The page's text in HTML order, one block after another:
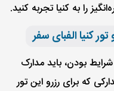
را به کنیا تجربه کنید.
کنیا الفبای سفر
شرایط بودن، باید مدارک
که برای رزرو این تور